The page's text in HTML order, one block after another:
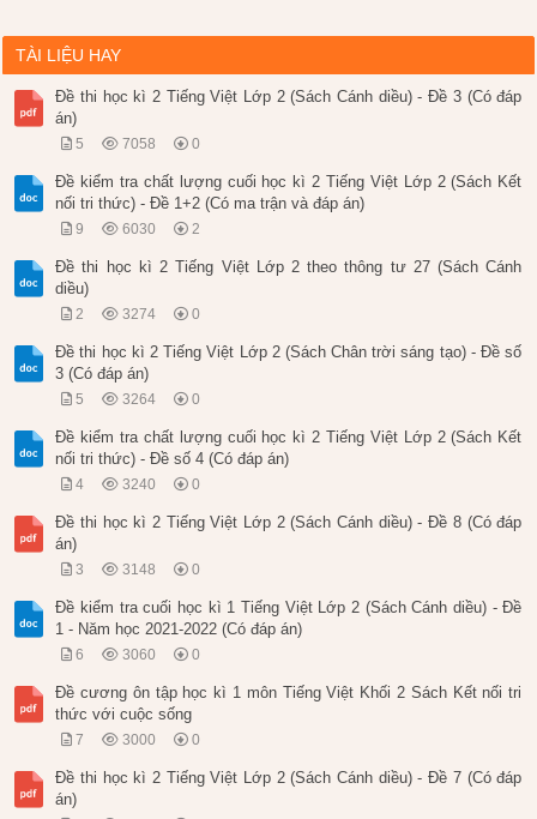
TÀI LIỆU HAY
Đề thi học kì 2 Tiếng Việt Lớp 2 (Sách Cánh diều) - Đề 3 (Có đáp
án)
5 7058 0
Đề kiểm tra chất lượng cuối học kì 2 Tiếng Việt Lớp 2 (Sách Kết
nối tri thức) - Đề 1+2 (Có ma trận và đáp án)
9 6030 2
Đề thi học kì 2 Tiếng Việt Lớp 2 theo thông tư 27 (Sách Cánh
diều)
2 3274 0
Đề thi học kì 2 Tiếng Việt Lớp 2 (Sách Chân trời sáng tạo) - Đề số
3 (Có đáp án)
5 3264 0
Đề kiểm tra chất lượng cuối học kì 2 Tiếng Việt Lớp 2 (Sách Kết
nối tri thức) - Đề số 4 (Có đáp án)
4 3240 0
Đề thi học kì 2 Tiếng Việt Lớp 2 (Sách Cánh diều) - Đề 8 (Có đáp
án)
3 3148 0
Đề kiểm tra cuối học kì 1 Tiếng Việt Lớp 2 (Sách Cánh diều) - Đề
1 - Năm học 2021-2022 (Có đáp án)
6 3060 0
Đề cương ôn tập học kì 1 môn Tiếng Việt Khối 2 Sách Kết nối tri
thức với cuộc sống
7 3000 0
Đề thi học kì 2 Tiếng Việt Lớp 2 (Sách Cánh diều) - Đề 7 (Có đáp
án)